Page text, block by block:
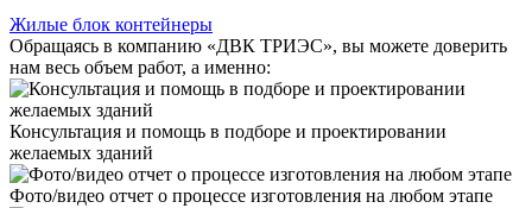
Жилые блок контейнеры
Обращаясь в компанию «ДВК ТРИЭС», вы можете доверить
нам весь объем работ, а именно:
Консультация и помощь в подборе и проектировании
желаемых зданий
Фото/видео отчет о процессе изготовления на любом этапе